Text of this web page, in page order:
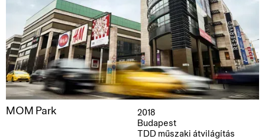
MOM Park
2018
Budapest
TDD műszaki átvilágítás